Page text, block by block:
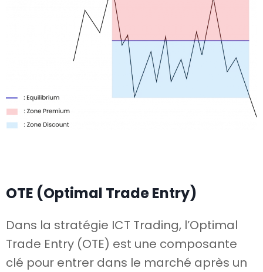
OTE (Optimal Trade Entry)
Dans la stratégie ICT Trading, l’Optimal
Trade Entry (OTE) est une composante
clé pour entrer dans le marché après un